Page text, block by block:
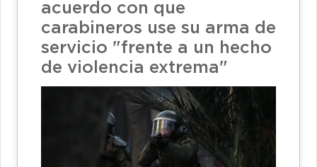
acuerdo con que
carabineros use su arma de
servicio "frente a un hecho
de violencia extrema"